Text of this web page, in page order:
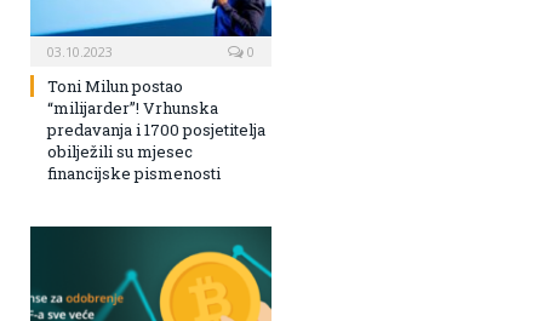
03.10.2023 0
Toni Milun postao
“milijarder”! Vrhunska
predavanja i 1700 posjetitelja
obilježili su mjesec
financijske pismenosti